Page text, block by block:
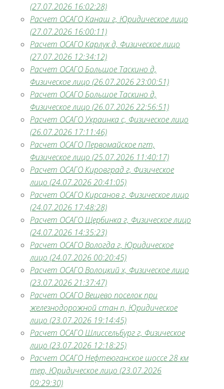
(27.07.2026 16:02:28)
Расчет ОСАГО Канаш г, Юридическое лицо
(27.07.2026 16:00:11)
Расчет ОСАГО Карлук д, Физическое лицо
(27.07.2026 12:34:12)
Расчет ОСАГО Большое Таскино д,
Физическое лицо (26.07.2026 23:00:51)
Расчет ОСАГО Большое Таскино д,
Физическое лицо (26.07.2026 22:56:51)
Расчет ОСАГО Украинка с, Физическое лицо
(26.07.2026 17:11:46)
Расчет ОСАГО Первомайское пгт,
Физическое лицо (25.07.2026 11:40:17)
Расчет ОСАГО Кировград г, Физическое
лицо (24.07.2026 20:41:05)
Расчет ОСАГО Кирсанов г, Физическое лицо
(24.07.2026 17:48:28)
Расчет ОСАГО Щербинка г, Физическое лицо
(24.07.2026 14:35:23)
Расчет ОСАГО Вологда г, Юридическое
лицо (24.07.2026 00:20:45)
Расчет ОСАГО Волоцкий х, Физическое лицо
(23.07.2026 21:37:47)
Расчет ОСАГО Вещево поселок при
железнодорожной стан п, Юридическое
лицо (23.07.2026 19:14:45)
Расчет ОСАГО Шлиссельбург г, Физическое
лицо (23.07.2026 12:18:25)
Расчет ОСАГО Нефтеюганское шоссе 28 км
тер, Юридическое лицо (23.07.2026
09:29:30)